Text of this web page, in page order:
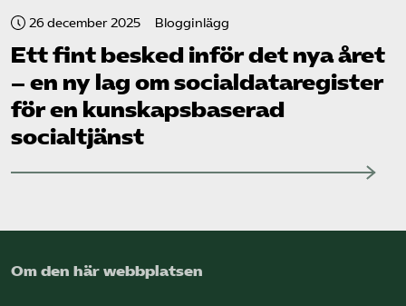
26 december 2025 Blogginlägg
Ett fint besked inför det nya året
– en ny lag om socialdataregister
för en kunskapsbaserad
socialtjänst
Om den här webbplatsen